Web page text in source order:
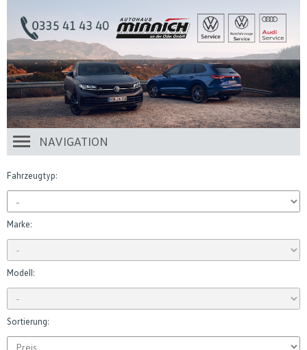
NAVIGATION
Fahrzeugtyp:
Marke:
Modell:
Sortierung: